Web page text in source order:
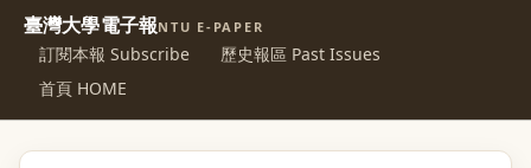
臺灣大學電子報NTU E-PAPER
訂閱本報 Subscribe
歷史報區 Past Issues
首頁 HOME